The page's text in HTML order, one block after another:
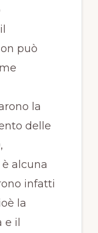
può
la
delle
alcuna
infatti
la
il